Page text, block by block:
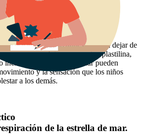
necesitan un objeto antiestrés para dejar de
como una pelota para apretar, plastilina,
incluso una goma de mascar pueden
y la sensación que los niños
a los demás.
de la estrella de mar.